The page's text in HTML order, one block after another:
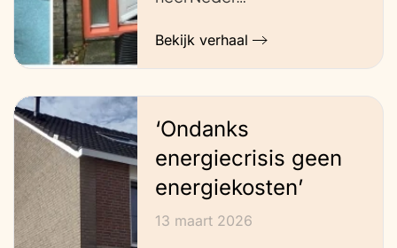
Bekijk verhaal
‘Ondanks
energiecrisis geen
energiekosten’
13 maart 2026